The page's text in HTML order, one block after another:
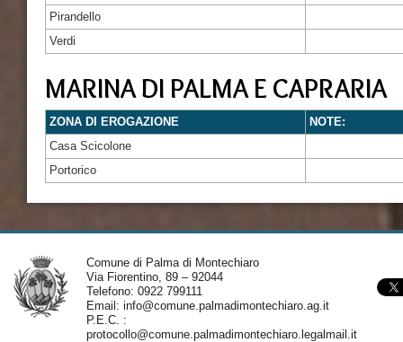
Pirandello
Verdi
MARINA DI PALMA E CAPRARIA
ZONA DI EROGAZIONE
NOTE:
Casa Scicolone
Portorico
Comune di Palma di Montechiaro
Via Fiorentino, 89 – 92044
Telefono: 0922 799111
Email: info@comune.palmadimontechiaro.ag.it
P.E.C. :
protocollo@comune.palmadimontechiaro.legalmail.it